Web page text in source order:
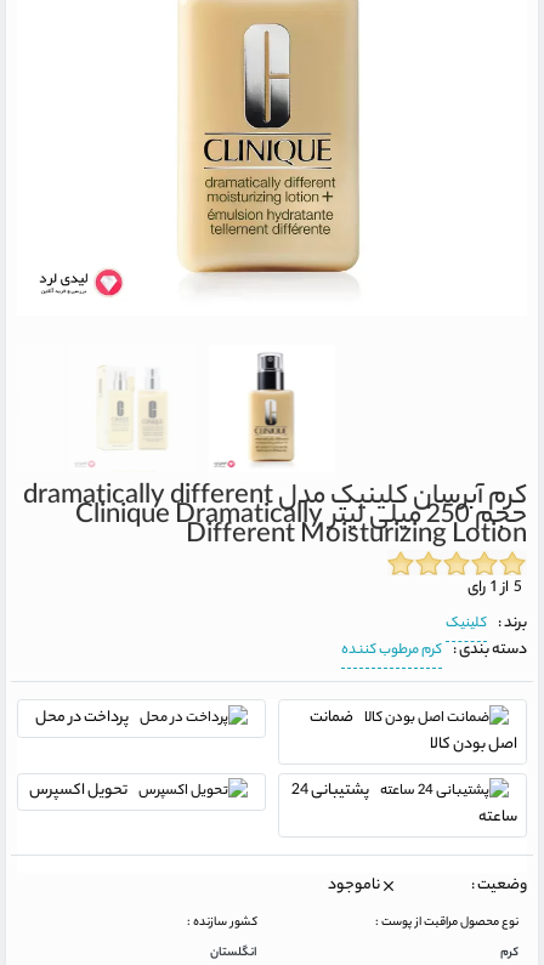
کرم آبرسان کلینیک مدل dramatically different حجم 250 میلی لیتر Clinique Dramatically
Different Moisturizing Lotion
برند : کلینیک
دسته بندی : کرم مرطوب کننده
ضمانت
اصل بودن کالا
پرداخت در محل
پشتیبانی 24
ساعته
تحویل اکسپرس
وضعیت : ناموجود
نوع محصول مراقبت از پوست :
کرم
کشور سازنده :
انگلستان